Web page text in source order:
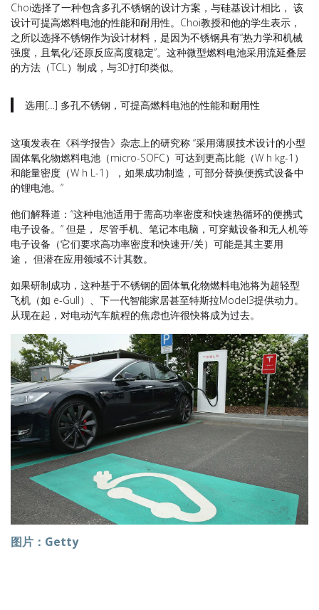
Choi选择了一种包含多孔不锈钢的设计方案，与硅基设计相比， 该
设计可提高燃料电池的性能和耐用性。Choi教授和他的学生表示，
之所以选择不锈钢作为设计材料，是因为不锈钢具有“热力学和机械
强度，且氧化/还原反应高度稳定”。这种微型燃料电池采用流延叠层
的方法（TCL）制成，与3D打印类似。
选用[…] 多孔不锈钢，可提高燃料电池的性能和耐用性
这项发表在《科学报告》杂志上的研究称 “采用薄膜技术设计的小型
固体氧化物燃料电池（micro-SOFC）可达到更高比能（W h kg-1）
和能量密度（W h L-1），如果成功制造，可部分替换便携式设备中
的锂电池。”
他们解释道：“这种电池适用于需高功率密度和快速热循环的便携式
电子设备。” 但是， 尽管手机、笔记本电脑，可穿戴设备和无人机等
电子设备（它们要求高功率密度和快速开/关）可能是其主要用
途， 但潜在应用领域不计其数。
如果研制成功，这种基于不锈钢的固体氧化物燃料电池将为超轻型
飞机（如 e-Gull）、下一代智能家居甚至特斯拉Model3提供动力。
从现在起，对电动汽车航程的焦虑也许很快将成为过去。
图片：Getty